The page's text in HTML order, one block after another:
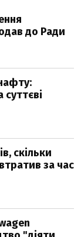
до Ради
скільки
за час